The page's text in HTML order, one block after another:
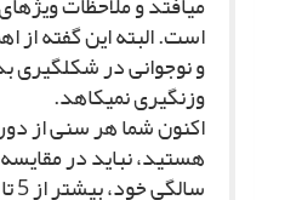
است. البته این گفته از
و نوجوانى در شکل‏گیرى
وزن‏گیرى نمى‏کاهد.
اکنون شما هر سنى از